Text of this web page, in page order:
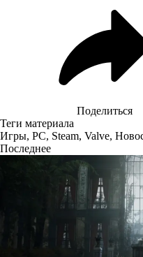
Поделиться
Теги материала
Игры, PC, Steam, Valve,
Последнее